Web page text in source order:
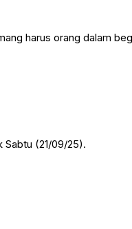
harus orang dalam
Sabtu (21/09/25).